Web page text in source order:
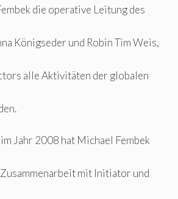
die operative Leitung des
Königseder und Robin Tim Weis,
alle Aktivitäten der globalen
Jahr 2008 hat Michael Fembek
mit Initiator und